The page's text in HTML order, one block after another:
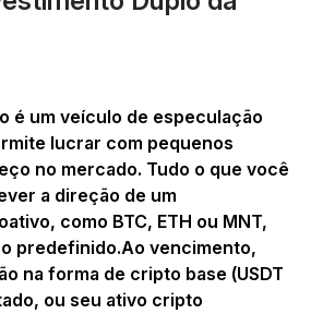
é um veículo de especulação
lucrar com pequenos
no mercado. Tudo o que você
a direção de um
como BTC, ETH ou MNT,
predefinido.Ao vencimento,
na forma de cripto base (USDT
ou seu ativo cripto